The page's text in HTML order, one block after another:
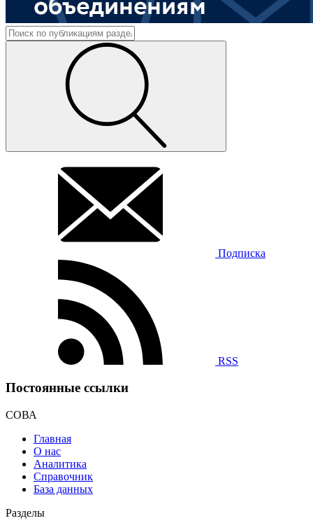
Подписка
RSS
Постоянные ссылки
СОВА
Главная
О нас
Аналитика
Справочник
База данных
Разделы